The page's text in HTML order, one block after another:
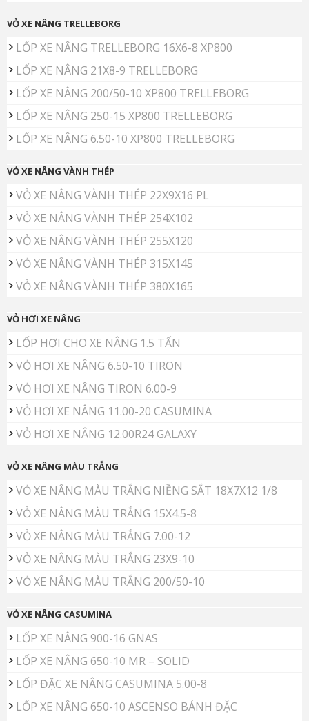
VỎ XE NÂNG TRELLEBORG
LỐP XE NÂNG TRELLEBORG 16X6-8 XP800
LỐP XE NÂNG 21X8-9 TRELLEBORG
LỐP XE NÂNG 200/50-10 XP800 TRELLEBORG
LỐP XE NÂNG 250-15 XP800 TRELLEBORG
LỐP XE NÂNG 6.50-10 XP800 TRELLEBORG
VỎ XE NÂNG VÀNH THÉP
VỎ XE NÂNG VÀNH THÉP 22X9X16 PL
VỎ XE NÂNG VÀNH THÉP 254X102
VỎ XE NÂNG VÀNH THÉP 255X120
VỎ XE NÂNG VÀNH THÉP 315X145
VỎ XE NÂNG VÀNH THÉP 380X165
VỎ HƠI XE NÂNG
LỐP HƠI CHO XE NÂNG 1.5 TẤN
VỎ HƠI XE NÂNG 6.50-10 TIRON
VỎ HƠI XE NÂNG TIRON 6.00-9
VỎ HƠI XE NÂNG 11.00-20 CASUMINA
VỎ HƠI XE NÂNG 12.00R24 GALAXY
VỎ XE NÂNG MÀU TRẮNG
VỎ XE NÂNG MÀU TRẮNG NIỀNG SẮT 18X7X12 1/8
VỎ XE NÂNG MÀU TRẮNG 15X4.5-8
VỎ XE NÂNG MÀU TRẮNG 7.00-12
VỎ XE NÂNG MÀU TRẮNG 23X9-10
VỎ XE NÂNG MÀU TRẮNG 200/50-10
VỎ XE NÂNG CASUMINA
LỐP XE NÂNG 900-16 GNAS
LỐP XE NÂNG 650-10 MR – SOLID
LỐP ĐẶC XE NÂNG CASUMINA 5.00-8
LỐP XE NÂNG 650-10 ASCENSO BÁNH ĐẶC